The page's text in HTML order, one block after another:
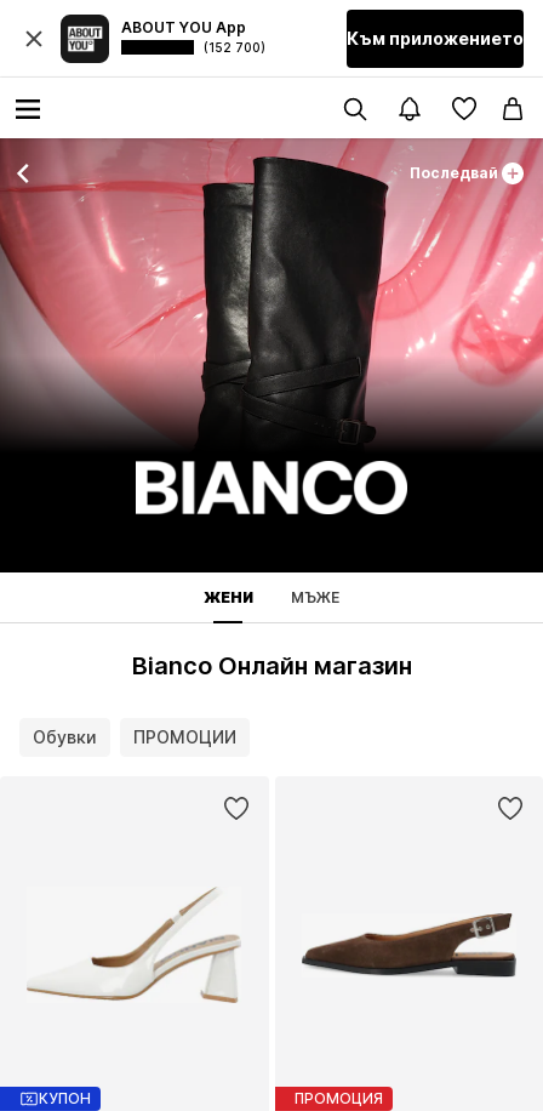
ABOUT YOU App
(152 700) Към приложението
Последвай
ЖЕНИ МЪЖЕ
Bianco Онлайн магазин
Обувки ПРОМОЦИИ
КУПОН ПРОМОЦИЯ